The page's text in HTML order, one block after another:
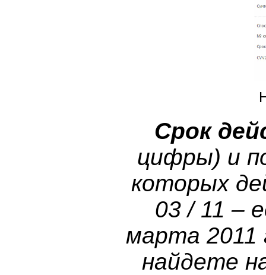
Срок
цифры) и
которых
03 / 11 –
марта
найдете